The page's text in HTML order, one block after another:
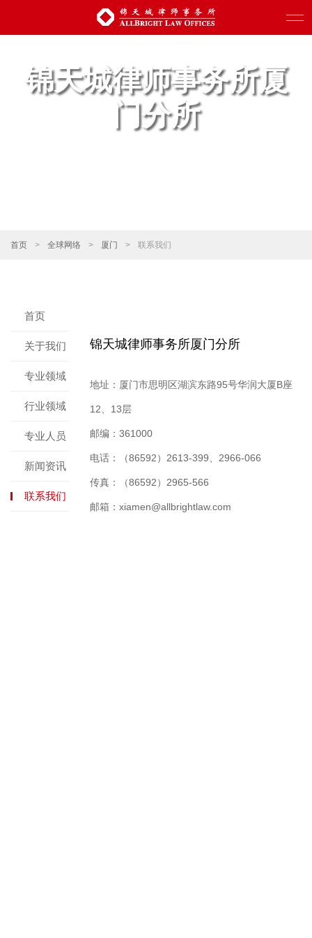
锦天城律师事务所厦
门分所
首页 > 全球网络 > 厦门 > 联系我们
首页
关于我们
专业领域
行业领域
专业人员
新闻资讯
联系我们
锦天城律师事务所厦门分所
地址：厦门市思明区湖滨东路95号华润大厦B座
12、13层
邮编：361000
电话：（86592）2613-399、2966-066
传真：（86592）2965-566
邮箱：xiamen@allbrightlaw.com